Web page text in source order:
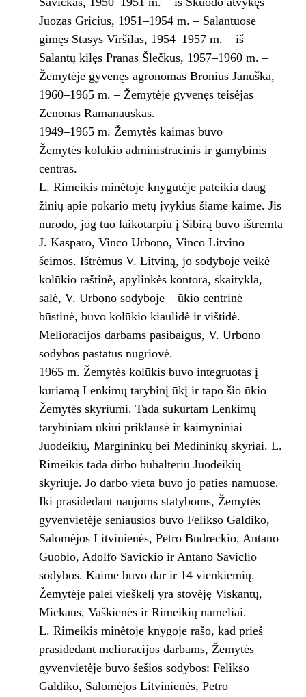
Juozas Gricius, 1951–1954 m. – Salantuose
gimęs Stasys Viršilas, 1954–1957 m. – iš
Salantų kilęs Pranas Šlečkus, 1957–1960 m. –
Žemytėje gyvenęs agronomas Bronius Januška,
1960–1965 m. – Žemytėje gyvenęs teisėjas
Zenonas Ramanauskas.
1949–1965 m. Žemytės kaimas buvo
Žemytės kolūkio administracinis ir gamybinis
centras.
L. Rimeikis minėtoje knygutėje pateikia daug
žinių apie pokario metų įvykius šiame kaime. Jis
nurodo, jog tuo laikotarpiu į Sibirą buvo ištremta
J. Kasparo, Vinco Urbono, Vinco Litvino
šeimos. Ištrėmus V. Litviną, jo sodyboje veikė
kolūkio raštinė, apylinkės kontora, skaitykla,
salė, V. Urbono sodyboje – ūkio centrinė
būstinė, buvo kolūkio kiaulidė ir vištidė.
Melioracijos darbams pasibaigus, V. Urbono
sodybos pastatus nugriovė.
1965 m. Žemytės kolūkis buvo integruotas į
kuriamą Lenkimų tarybinį ūkį ir tapo šio ūkio
Žemytės skyriumi. Tada sukurtam Lenkimų
tarybiniam ūkiui priklausė ir kaimyniniai
Juodeikių, Margininkų bei Medininkų skyriai. L.
Rimeikis tada dirbo buhalteriu Juodeikių
skyriuje. Jo darbo vieta buvo jo paties namuose.
Iki prasidedant naujoms statyboms, Žemytės
gyvenvietėje seniausios buvo Felikso Galdiko,
Salomėjos Litvinienės, Petro Budreckio, Antano
Guobio, Adolfo Savickio ir Antano Saviclio
sodybos. Kaime buvo dar ir 14 vienkiemių.
Žemytėje palei vieškelį yra stovėję Viskantų,
Mickaus, Vaškienės ir Rimeikių nameliai.
L. Rimeikis minėtoje knygoje rašo, kad prieš
prasidedant melioracijos darbams, Žemytės
gyvenvietėje buvo šešios sodybos: Felikso
Galdiko, Salomėjos Litvinienės, Petro